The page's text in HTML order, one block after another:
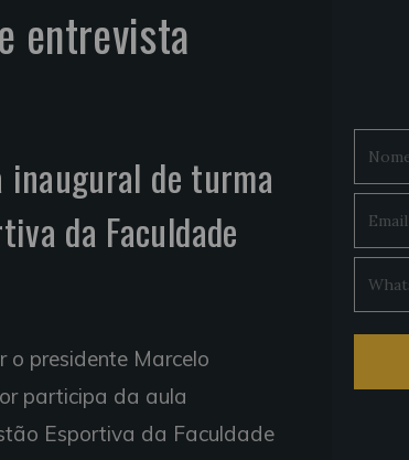
entrevista
inaugural de turma
da Faculdade
presidente Marcelo
participa da aula
Esportiva da Faculdade